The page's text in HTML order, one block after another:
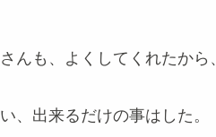
んも、よくしてくれたから、
、出来るだけの事はした。